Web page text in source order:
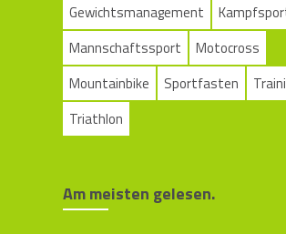
Gewichtsmanagement
Mannschaftssport
Motocross
Mountainbike
Sportfasten
Triathlon
Am meisten gelesen.